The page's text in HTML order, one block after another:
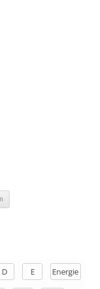
D E Energie